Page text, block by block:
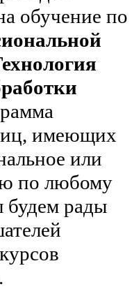
обучение по
имеющих
или
по любому
рады